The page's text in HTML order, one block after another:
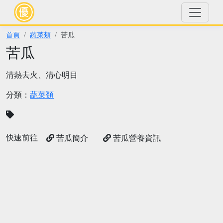
首頁 蔬菜類 苦瓜
苦瓜
清熱去火、清心明目
分類： 蔬菜類
快速前往 苦瓜簡介 苦瓜營養資訊